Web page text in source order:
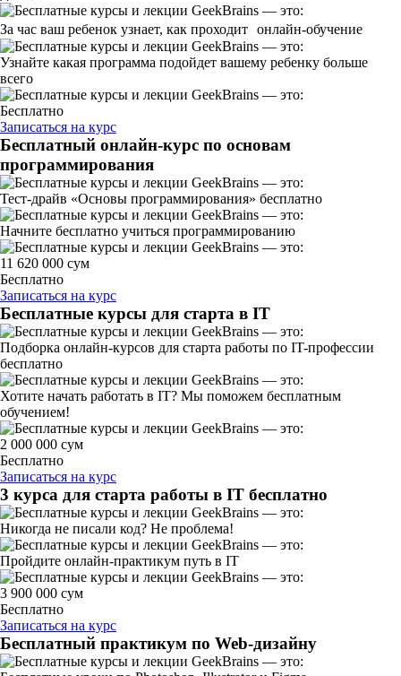
За час ваш ребенок узнает, как проходит онлайн-обучение
Узнайте какая программа подойдет вашему ребенку больше
всего
Бесплатно
Записаться на курс
Бесплатный онлайн-курс по основам
программирования
Тест-драйв «Основы программирования» бесплатно
Начните бесплатно учиться программированию
11 620 000 сум
Бесплатно
Записаться на курс
Бесплатные курсы для старта в IT
Подборка онлайн-курсов для старта работы по IT-профессии
бесплатно
Хотите начать работать в IT? Мы поможем бесплатным
обучением!
2 000 000 сум
Бесплатно
Записаться на курс
3 курса для старта работы в IT бесплатно
Никогда не писали код? Не проблема!
Пройдите онлайн-практикум путь в IT
3 900 000 сум
Бесплатно
Записаться на курс
Бесплатный практикум по Web-дизайну